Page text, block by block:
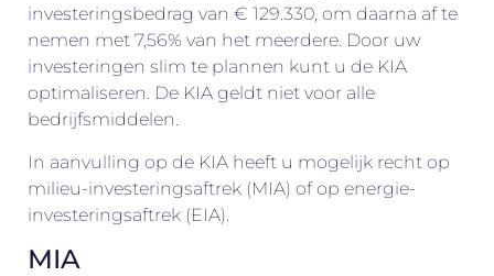
investeringsbedrag van € 129.330, om daarna af te
nemen met 7,56% van het meerdere. Door uw
investeringen slim te plannen kunt u de KIA
optimaliseren. De KIA geldt niet voor alle
bedrijfsmiddelen.
In aanvulling op de KIA heeft u mogelijk recht op
milieu-investeringsaftrek (MIA) of op energie-
investeringsaftrek (EIA).
MIA